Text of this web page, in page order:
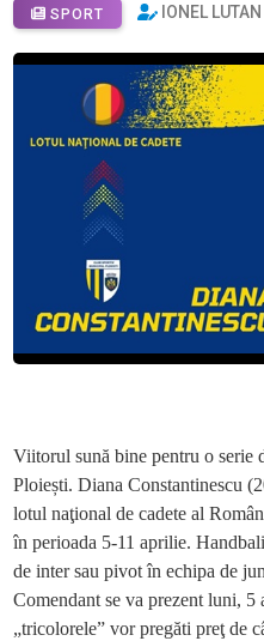
SPORT IONEL LUTAN
Viitorul sună bine pentru o serie
Ploiești. Diana Constantinescu
lotul naţional de cadete al
în perioada 5-11 aprilie.
de inter sau pivot în echipa de
Comendant se va prezent luni,
„tricolorele” vor pregăti preţ de